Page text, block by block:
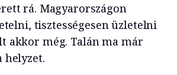
rá. Magyarországon
tisztességesen üzletelni
akkor még. Talán ma már
helyzet.